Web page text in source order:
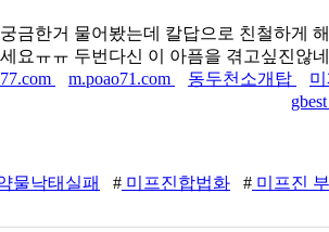
금한거 물어봤는데 칼답으로 친철하게
요ㅠㅠ 두번다신 이 아픔을 겪고싶진않
m.poao71.com 동두천소개탑
물낙태실패 # 미프진합법화 # 미프진